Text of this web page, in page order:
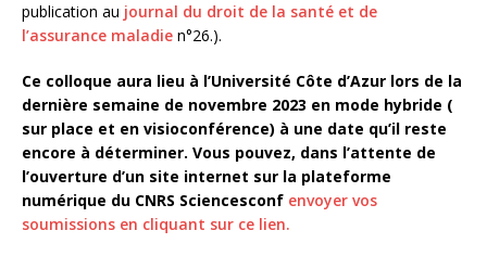
publication au journal du droit de la santé et de
l’assurance maladie n°26.).
Ce colloque aura lieu à l’Université Côte d’Azur lors de la
dernière semaine de novembre 2023 en mode hybride (
sur place et en visioconférence) à une date qu’il reste
encore à déterminer. Vous pouvez, dans l’attente de
l’ouverture d’un site internet sur la plateforme
numérique du CNRS Sciencesconf envoyer vos
soumissions en cliquant sur ce lien.